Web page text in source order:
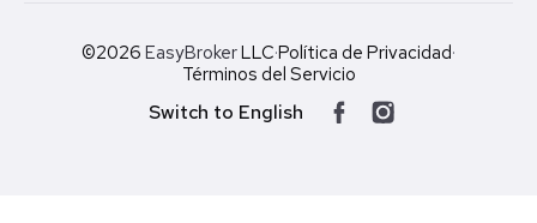
©2026 EasyBrokerLLC·Política de Privacidad·
Términos del Servicio
Switch to English